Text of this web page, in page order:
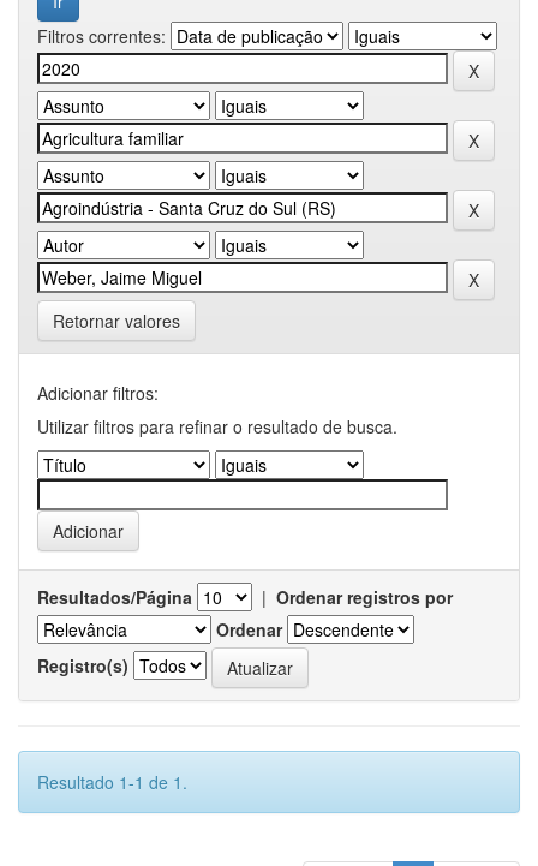
Filtros correntes:
Retornar valores
Adicionar filtros:
Utilizar filtros para refinar o resultado de busca.
Resultados/Página | Ordenar registros por
Ordenar
Registro(s)
Resultado 1-1 de 1.